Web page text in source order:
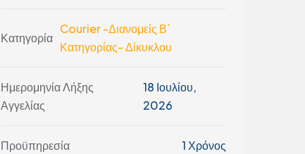
Κατηγορία
Courier -Διανομείς Β΄
Κατηγορίας- Δίκυκλου
Ημερομηνία Λήξης
Αγγελίας
18 Ιουλίου,
2026
Προϋπηρεσία 1 Χρόνος